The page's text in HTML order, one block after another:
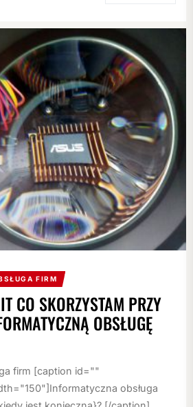
FIRM
CO SKORZYSTAM PRZY
OBSŁUGĘ
firm [caption id=""
obsługa